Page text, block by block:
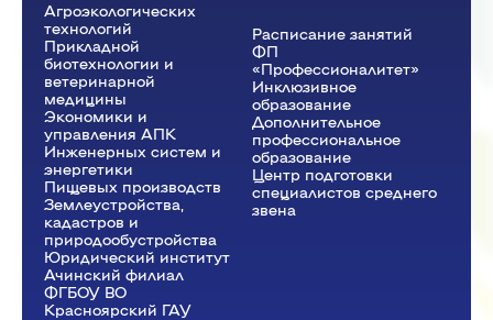
Агроэкологических
технологий
Прикладной
биотехнологии и
ветеринарной
медицины
Экономики и
управления АПК
Инженерных систем и
энергетики
Пищевых производств
Землеустройства,
кадастров и
природообустройства
Юридический институт
Ачинский филиал
ФГБОУ ВО
Красноярский ГАУ
Расписание занятий
ФП
«Профессионалитет»
Инклюзивное
образование
Дополнительное
профессиональное
образование
Центр подготовки
специалистов среднего
звена